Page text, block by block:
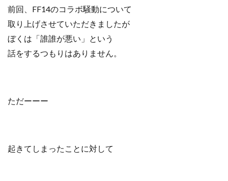
前回、FF14のコラボ騒動について
取り上げさせていただきましたが
ぼくは「誰誰が悪い」という
話をするつもりはありません。
ただーーー
起きてしまったことに対して